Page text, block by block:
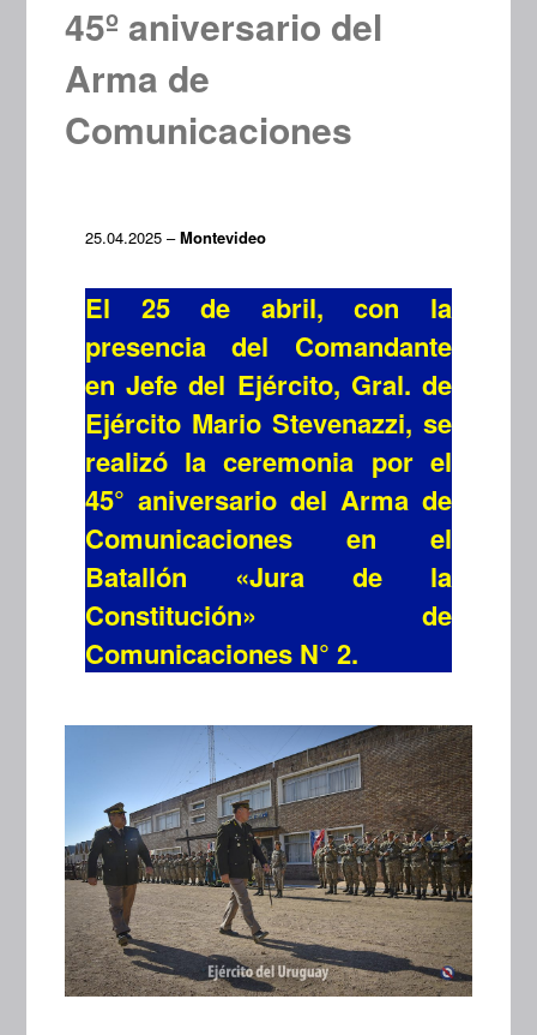
45º aniversario del
Arma de
Comunicaciones
25.04.2025 –Montevideo
El 25 de abril, con la
presencia del Comandante
en Jefe del Ejército, Gral. de
Ejército Mario Stevenazzi, se
realizó la ceremonia por el
45° aniversario del Arma de
Comunicaciones en el
Batallón «Jura de la
Constitución» de
Comunicaciones N° 2.